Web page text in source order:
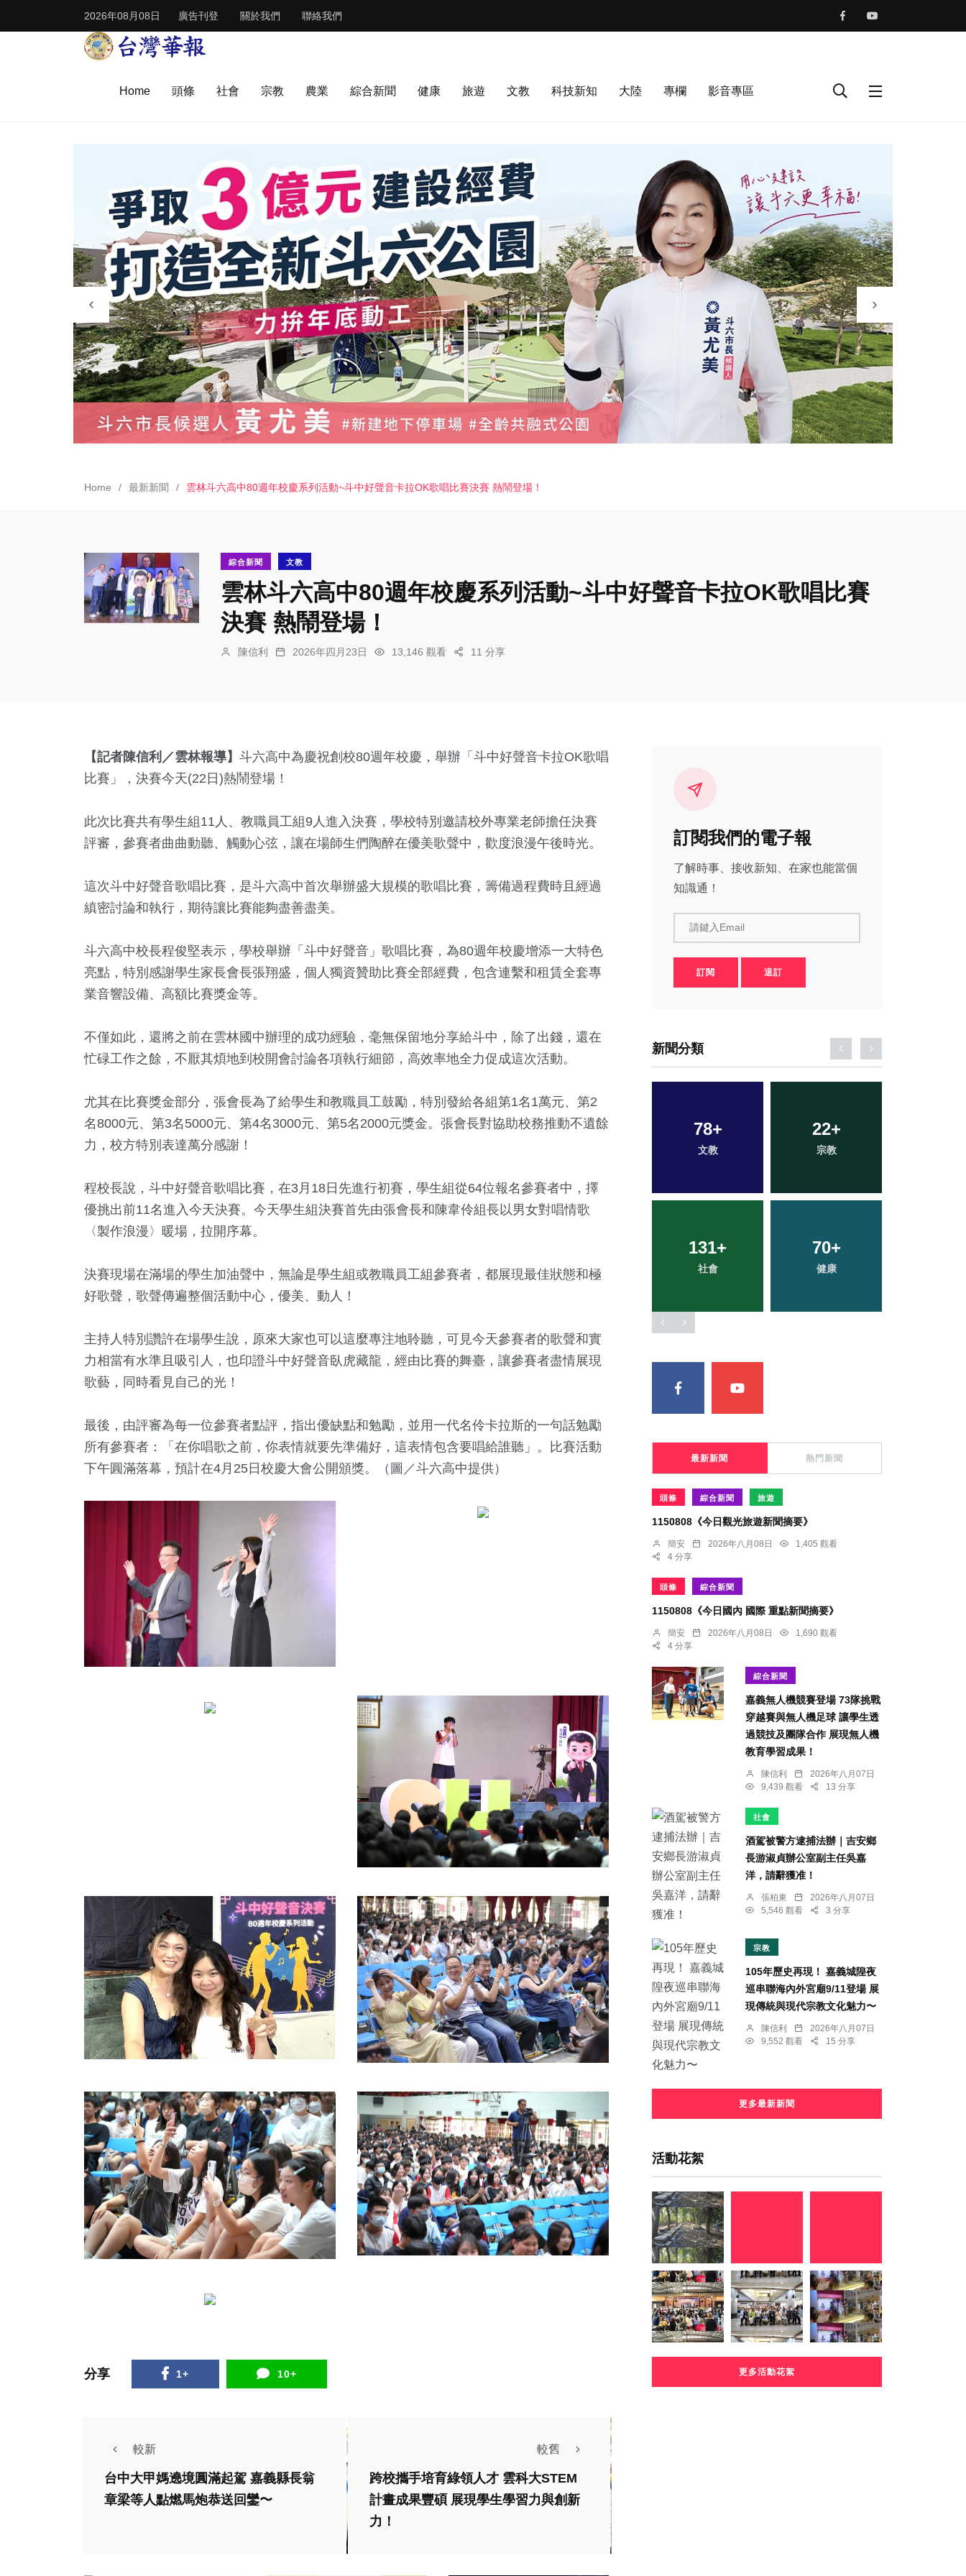
2026年08月08日 廣告刊登 關於我們 聯絡我們
Home 頭條 社會 宗教 農業 綜合新聞 健康 旅遊 文教 科技新知 大陸 專欄 影音專區
Home 最新新聞 雲林斗六高中80週年校慶系列活動~斗中好聲音卡拉OK歌唱比賽決賽 熱鬧登場！
綜合新聞 文教
雲林斗六高中80週年校慶系列活動~斗中好聲音卡拉OK歌唱比賽
決賽 熱鬧登場！
陳信利 2026年四月23日 13,146 觀看 11 分享
【記者陳信利／雲林報導】 斗六高中為慶祝創校80週年校慶，舉辦「斗中好聲音卡拉OK歌唱
比賽」，決賽今天(22日)熱鬧登場！
此次比賽共有學生組11人、教職員工組9人進入決賽，學校特別邀請校外專業老師擔任決賽
評審，參賽者曲曲動聽、觸動心弦，讓在場師生們陶醉在優美歌聲中，歡度浪漫午後時光。
這次斗中好聲音歌唱比賽，是斗六高中首次舉辦盛大規模的歌唱比賽，籌備過程費時且經過
縝密討論和執行，期待讓比賽能夠盡善盡美。
斗六高中校長程俊堅表示，學校舉辦「斗中好聲音」歌唱比賽，為80週年校慶增添一大特色
亮點，特別感謝學生家長會長張翔盛，個人獨資贊助比賽全部經費，包含連繫和租賃全套專
業音響設備、高額比賽獎金等。
不僅如此，還將之前在雲林國中辦理的成功經驗，毫無保留地分享給斗中，除了出錢，還在
忙碌工作之餘，不厭其煩地到校開會討論各項執行細節，高效率地全力促成這次活動。
尤其在比賽獎金部分，張會長為了給學生和教職員工鼓勵，特別發給各組第1名1萬元、第2
名8000元、第3名5000元、第4名3000元、第5名2000元獎金。張會長對協助校務推動不遺餘
力，校方特別表達萬分感謝！
程校長說，斗中好聲音歌唱比賽，在3月18日先進行初賽，學生組從64位報名參賽者中，擇
優挑出前11名進入今天決賽。今天學生組決賽首先由張會長和陳韋伶組長以男女對唱情歌
〈製作浪漫〉暖場，拉開序幕。
決賽現場在滿場的學生加油聲中，無論是學生組或教職員工組參賽者，都展現最佳狀態和極
好歌聲，歌聲傳遍整個活動中心，優美、動人！
主持人特別讚許在場學生說，原來大家也可以這麼專注地聆聽，可見今天參賽者的歌聲和實
力相當有水準且吸引人，也印證斗中好聲音臥虎藏龍，經由比賽的舞臺，讓參賽者盡情展現
歌藝，同時看見自己的光！
最後，由評審為每一位參賽者點評，指出優缺點和勉勵，並用一代名伶卡拉斯的一句話勉勵
所有參賽者：「在你唱歌之前，你表情就要先準備好，這表情包含要唱給誰聽」。比賽活動
下午圓滿落幕，預計在4月25日校慶大會公開頒獎。（圖／斗六高中提供）
分享 1+ 10+
較新
台中大甲媽遶境圓滿起駕 嘉義縣長翁
章梁等人點燃馬炮恭送回鑾〜
較舊
跨校攜手培育綠領人才 雲科大STEM
計畫成果豐碩 展現學生學習力與創新
力！
頭條 社會
綜合新聞
纏訟五年 眼科名醫
訂閱我們的電子報
了解時事、接收新知、在家也能當個
知識通！
請鍵入Email
訂閱 退訂
新聞分類
39+
專欄
大陸
239+
綜合新聞
24+
科技新知
78+ 22+
社會 健康
17+
頭條
39+
專欄
53+
旅遊
0+
大陸
最新新聞 熱門新聞
頭條 綜合新聞 旅遊
1150808《今日觀光旅遊新聞摘要》
簡安 2026年八月08日
1,405 觀看
4 分享
頭條 綜合新聞
1150808《今日國內 國際 重點新聞摘要》
簡安 2026年八月08日
1,690 觀看
4 分享
綜合新聞
嘉義無人機競賽登場 73隊挑戰
穿越賽與無人機足球 讓學生透
過競技及團隊合作 展現無人機
教育學習成果！
陳信利
2026年八月07日
9,439 觀看
13 分享
社會
酒駕被警方逮捕法辦｜吉安鄉
長游淑貞辦公室副主任吳嘉
洋，請辭獲准！
張柏東
2026年八月07日
5,546 觀看
3 分享
宗教
105年歷史再現！ 嘉義城隍夜
巡串聯海內外宮廟9/11登場 展
現傳統與現代宗教文化魅力〜
陳信利
2026年八月07日
9,552 觀看
15 分享
更多最新新聞
活動花絮
更多活動花絮